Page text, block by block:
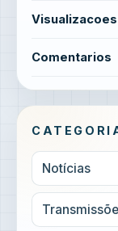
Visualizacoes
Comentarios
Notícias